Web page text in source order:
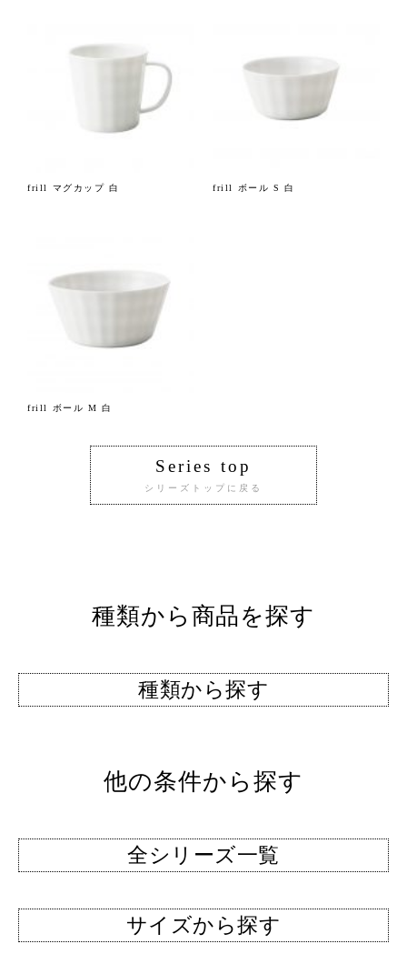
frill マグカップ 白 frill ボール S 白
frill ボール M 白
Series top
シリーズトップに戻る
種類から商品を探す
種類から探す
他の条件から探す
全シリーズ一覧
サイズから探す